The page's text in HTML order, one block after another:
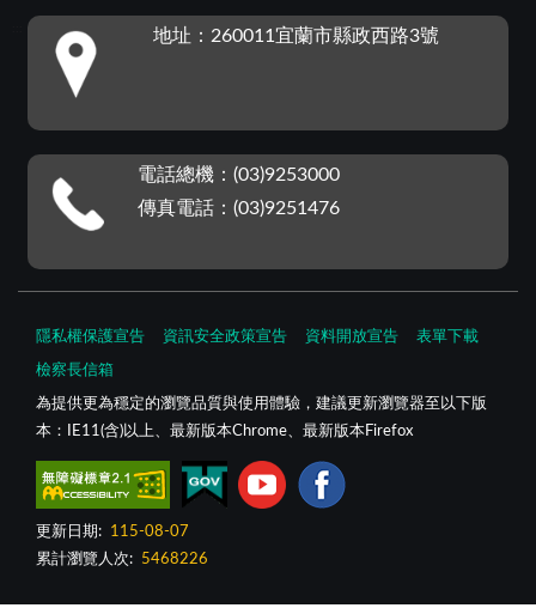
地址：260011宜蘭市縣政西路3號
電話總機：(03)9253000
傳真電話：(03)9251476
隱私權保護宣告 資訊安全政策宣告 資料開放宣告 表單下載
檢察長信箱
為提供更為穩定的瀏覽品質與使用體驗，建議更新瀏覽器至以下版
本：IE11(含)以上、最新版本Chrome、最新版本Firefox
更新日期:
115-08-07
累計瀏覽人次:
5468226